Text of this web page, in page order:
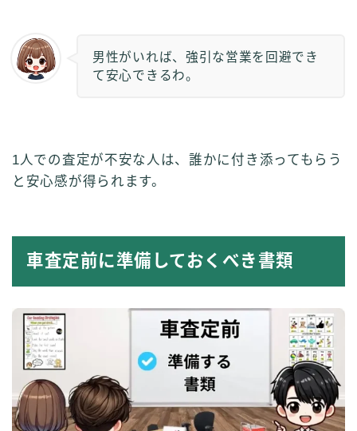
男性がいれば、強引な営業を回避でき
て安心できるわ。
1人での査定が不安な人は、誰かに付き添ってもらう
と安心感が得られます。
車査定前に準備しておくべき書類